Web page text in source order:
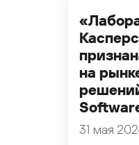
на
31 мая